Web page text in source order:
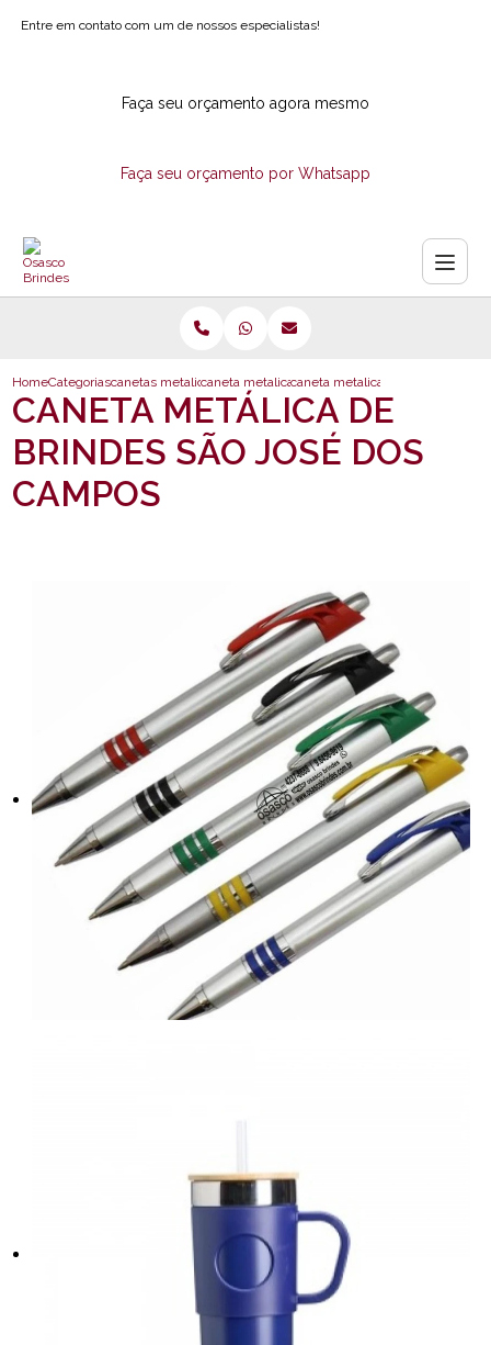
Entre em contato com um de nossos especialistas!
Faça seu orçamento agora mesmo
Faça seu orçamento por Whatsapp
HomeCategoriascanetas metalicascaneta metalica personalizadacaneta metalica de brindes sao
CANETA METÁLICA DE
BRINDES SÃO JOSÉ DOS
CAMPOS